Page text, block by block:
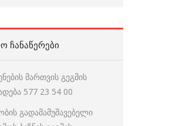
ᲩᲐᲜᲐᲬᲔᲠᲔᲑᲘ
მართვის გეგმის
577 23 54 00
გადამამუშავებელი